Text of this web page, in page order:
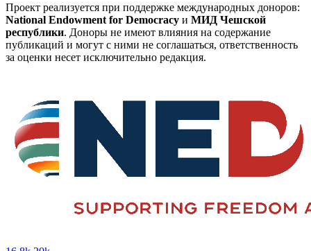
Проект реализуется при поддержке международных доноров:
National Endowment for Democracy и МИД Чешской
республики. Доноры не имеют влияния на содержание
публикаций и могут с ними не соглашаться, ответственность
за оценки несет исключительно редакция.